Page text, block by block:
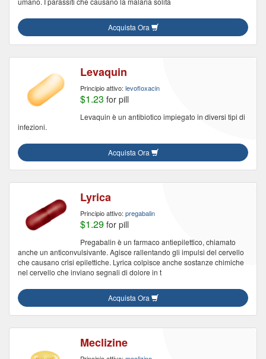
Acquista Ora
Levaquin
Principio attivo: levofloxacin
$1.23 for pill
Levaquin è un antibiotico impiegato in diversi tipi di
infezioni.
Acquista Ora
Lyrica
Principio attivo: pregabalin
$1.29 for pill
Pregabalin è un farmaco antiepilettico, chiamato
anche un anticonvulsivante. Agisce rallentando gli impulsi del cervello
che causano crisi epilettiche. Lyrica colpisce anche sostanze chimiche
nel cervello che inviano segnali di dolore in t
Acquista Ora
Meclizine